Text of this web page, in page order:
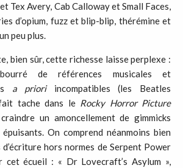
Tex Avery, Cab Calloway et Small Faces,
d’opium, fuzz et blip-blip, thérémine et
peu plus.
bien sûr, cette richesse laisse perplexe :
de références musicales et
a prioriincompatibles (les Beatles
tache dans le Rocky Horror Picture
un amoncellement de gimmicks
On comprend néanmoins bien
hors normes de Serpent Power
cet écueil : « Dr Lovecraft’s Asylum »,